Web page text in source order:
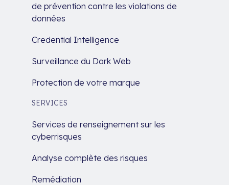
de prévention contre les violations de
données
Credential Intelligence
Surveillance du Dark Web
Protection de votre marque
SERVICES
Services de renseignement sur les
cyberrisques
Analyse complète des risques
Remédiation